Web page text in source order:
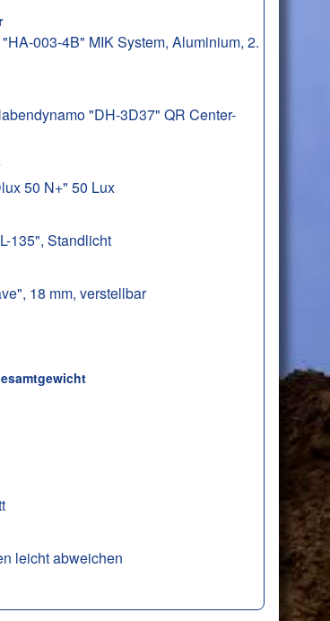
003-4B" MIK System, Aluminium, 2.
"DH-3D37" QR Center-
50 N+" 50 Lux
135", Standlicht
18 mm, verstellbar
leicht abweichen